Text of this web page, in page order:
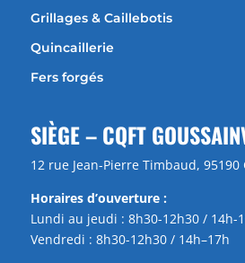
Grillages & Caillebotis
Quincaillerie
Fers forgés
SIÈGE – CQFT
12 rue Jean-Pierre Timbaud, 95190
Horaires d’ouverture :
Lundi au jeudi : 8h30-12h30 / 14h-
Vendredi : 8h30-12h30 / 14h–17h